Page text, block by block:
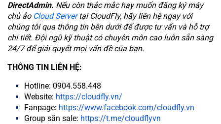
DirectAdmin. Nếu còn thắc mắc hay muốn đăng ký máy
chủ ảo Cloud Servertại CloudFly, hãy liên hệ ngay với
chúng tôi qua thông tin bên dưới để được tư vấn và hỗ trợ
chi tiết. Đội ngũ kỹ thuật có chuyên môn cao luôn sẵn sàng
24/7 để giải quyết mọi vấn đề của bạn.
THÔNG TIN LIÊN HỆ:
Hotline: 0904.558.448
Website: https://cloudfly.vn/
Fanpage: https://www.facebook.com/cloudfly.vn
Group săn sale: https://t.me/cloudflyvn